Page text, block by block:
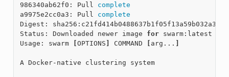
986340ab62f0: Pull complete
a9975e2cc0a3: Pull complete
Digest:
Status: Downloaded newer image for swarm:latest
Usage: swarm
OPTIONS COMMAND arg...
A Docker-native clustering system